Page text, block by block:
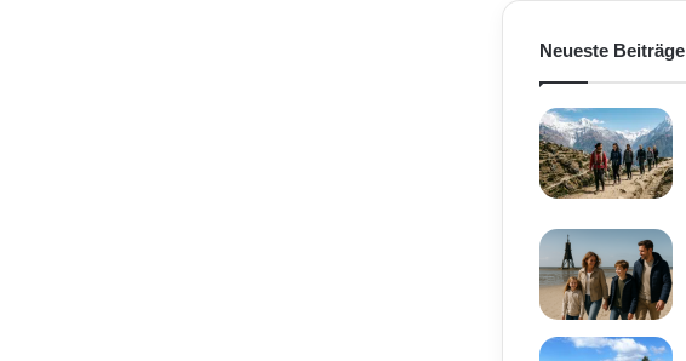
Neueste Beiträge